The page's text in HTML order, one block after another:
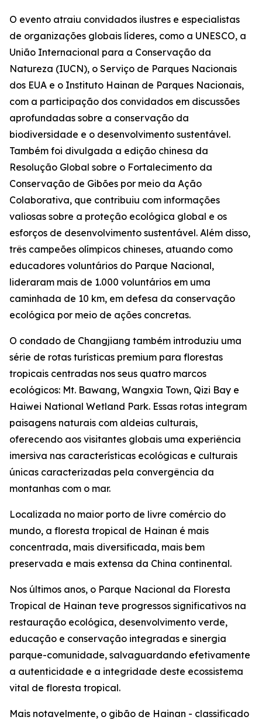
O evento atraiu convidados ilustres e especialistas
de organizações globais líderes, como a UNESCO, a
União Internacional para a Conservação da
Natureza (IUCN), o Serviço de Parques Nacionais
dos EUA e o Instituto Hainan de Parques Nacionais,
com a participação dos convidados em discussões
aprofundadas sobre a conservação da
biodiversidade e o desenvolvimento sustentável.
Também foi divulgada a edição chinesa da
Resolução Global sobre o Fortalecimento da
Conservação de Gibões por meio da Ação
Colaborativa, que contribuiu com informações
valiosas sobre a proteção ecológica global e os
esforços de desenvolvimento sustentável. Além disso,
três campeões olímpicos chineses, atuando como
educadores voluntários do Parque Nacional,
lideraram mais de 1.000 voluntários em uma
caminhada de 10 km, em defesa da conservação
ecológica por meio de ações concretas.
O condado de Changjiang também introduziu uma
série de rotas turísticas premium para florestas
tropicais centradas nos seus quatro marcos
ecológicos: Mt. Bawang, Wangxia Town, Qizi Bay e
Haiwei National Wetland Park. Essas rotas integram
paisagens naturais com aldeias culturais,
oferecendo aos visitantes globais uma experiência
imersiva nas características ecológicas e culturais
únicas caracterizadas pela convergência da
montanhas com o mar.
Localizada no maior porto de livre comércio do
mundo, a floresta tropical de Hainan é mais
concentrada, mais diversificada, mais bem
preservada e mais extensa da China continental.
Nos últimos anos, o Parque Nacional da Floresta
Tropical de Hainan teve progressos significativos na
restauração ecológica, desenvolvimento verde,
educação e conservação integradas e sinergia
parque-comunidade, salvaguardando efetivamente
a autenticidade e a integridade deste ecossistema
vital de floresta tropical.
Mais notavelmente, o gibão de Hainan - classificado